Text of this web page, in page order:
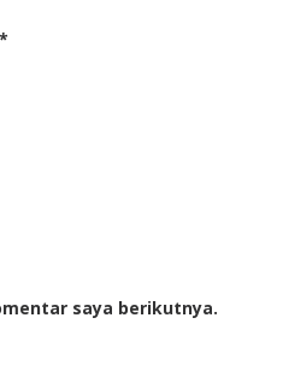
*
saya berikutnya.